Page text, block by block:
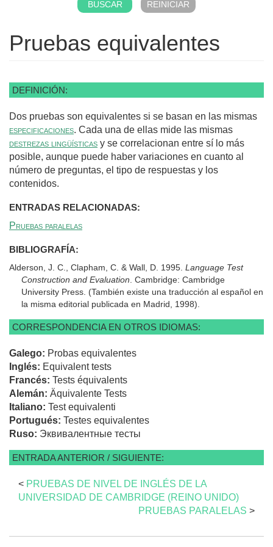
Pruebas equivalentes
DEFINICIÓN:
Dos pruebas son equivalentes si se basan en las mismas
especificaciones. Cada una de ellas mide las mismas
destrezas lingüísticas y se correlacionan entre sí lo más
posible, aunque puede haber variaciones en cuanto al
número de preguntas, el tipo de respuestas y los
contenidos.
ENTRADAS RELACIONADAS:
Pruebas paralelas
BIBLIOGRAFÍA:
Alderson, J. C., Clapham, C. & Wall, D. 1995. Language Test
Construction and Evaluation . Cambridge: Cambridge
University Press. (También existe una traducción al español en
la misma editorial publicada en Madrid, 1998).
CORRESPONDENCIA EN OTROS IDIOMAS:
Galego: Probas equivalentes
Inglés: Equivalent tests
Francés: Tests équivalents
Alemán: Äquivalente Tests
Italiano: Test equivalenti
Portugués: Testes equivalentes
Ruso: Эквивалентные тесты
ENTRADA ANTERIOR / SIGUIENTE:
< PRUEBAS DE NIVEL DE INGLÉS DE LA
UNIVERSIDAD DE CAMBRIDGE (REINO UNIDO)
PRUEBAS PARALELAS >